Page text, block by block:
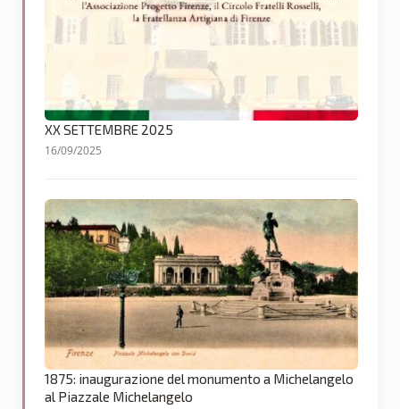
XX SETTEMBRE 2025
16/09/2025
1875: inaugurazione del monumento a Michelangelo
al Piazzale Michelangelo